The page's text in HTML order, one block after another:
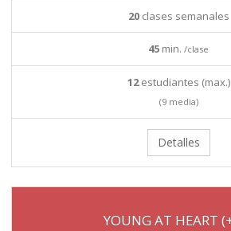
20clases semanales
45 min. /clase
12estudiantes (max.)
(9 media)
Detalles
YOUNG AT HEART